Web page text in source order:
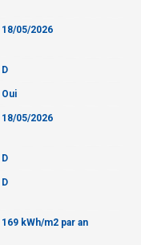
18/05/2026
D
Oui
18/05/2026
D
D
169 kWh/m2 par an